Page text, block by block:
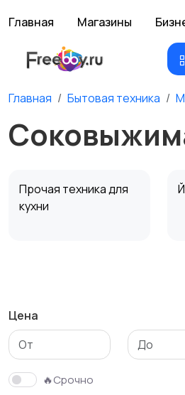
Главная Магазины
Главная Бытовая техника
Прочая техника для
кухни
Бутербродницы,
сэндвичницы,
тостеры
Цена
🔥Срочно